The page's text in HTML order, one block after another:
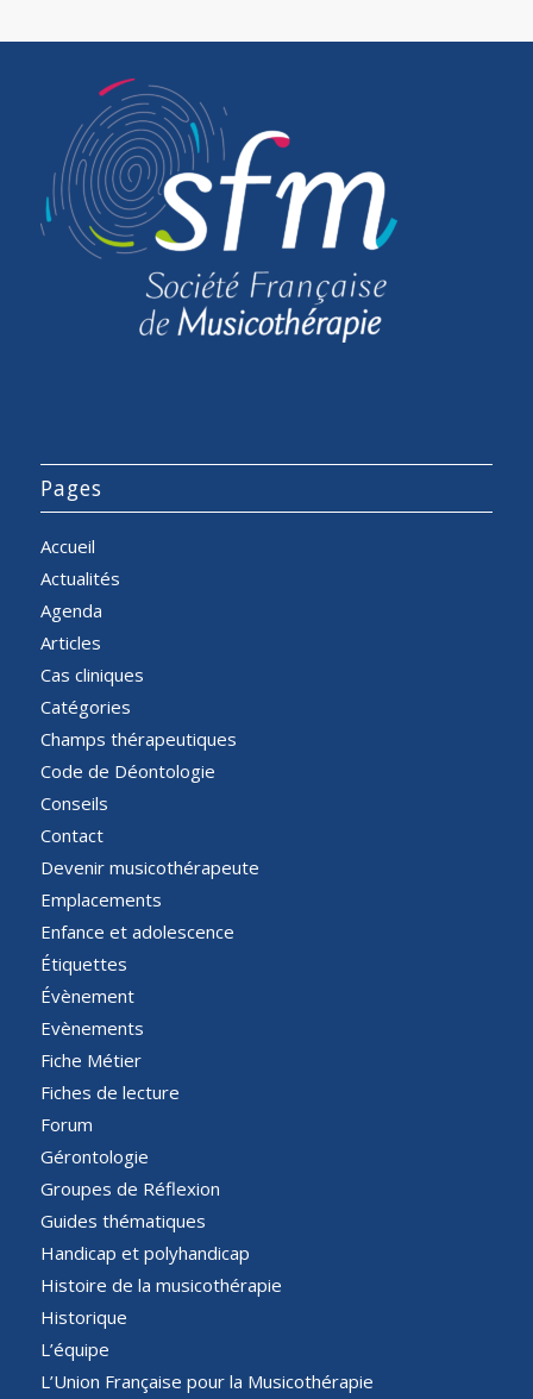
Pages
Accueil
Actualités
Agenda
Articles
Cas cliniques
Catégories
Champs thérapeutiques
Code de Déontologie
Conseils
Contact
Devenir musicothérapeute
Emplacements
Enfance et adolescence
Étiquettes
Évènement
Evènements
Fiche Métier
Fiches de lecture
Forum
Gérontologie
Groupes de Réflexion
Guides thématiques
Handicap et polyhandicap
Histoire de la musicothérapie
Historique
L’équipe
L’Union Française pour la Musicothérapie